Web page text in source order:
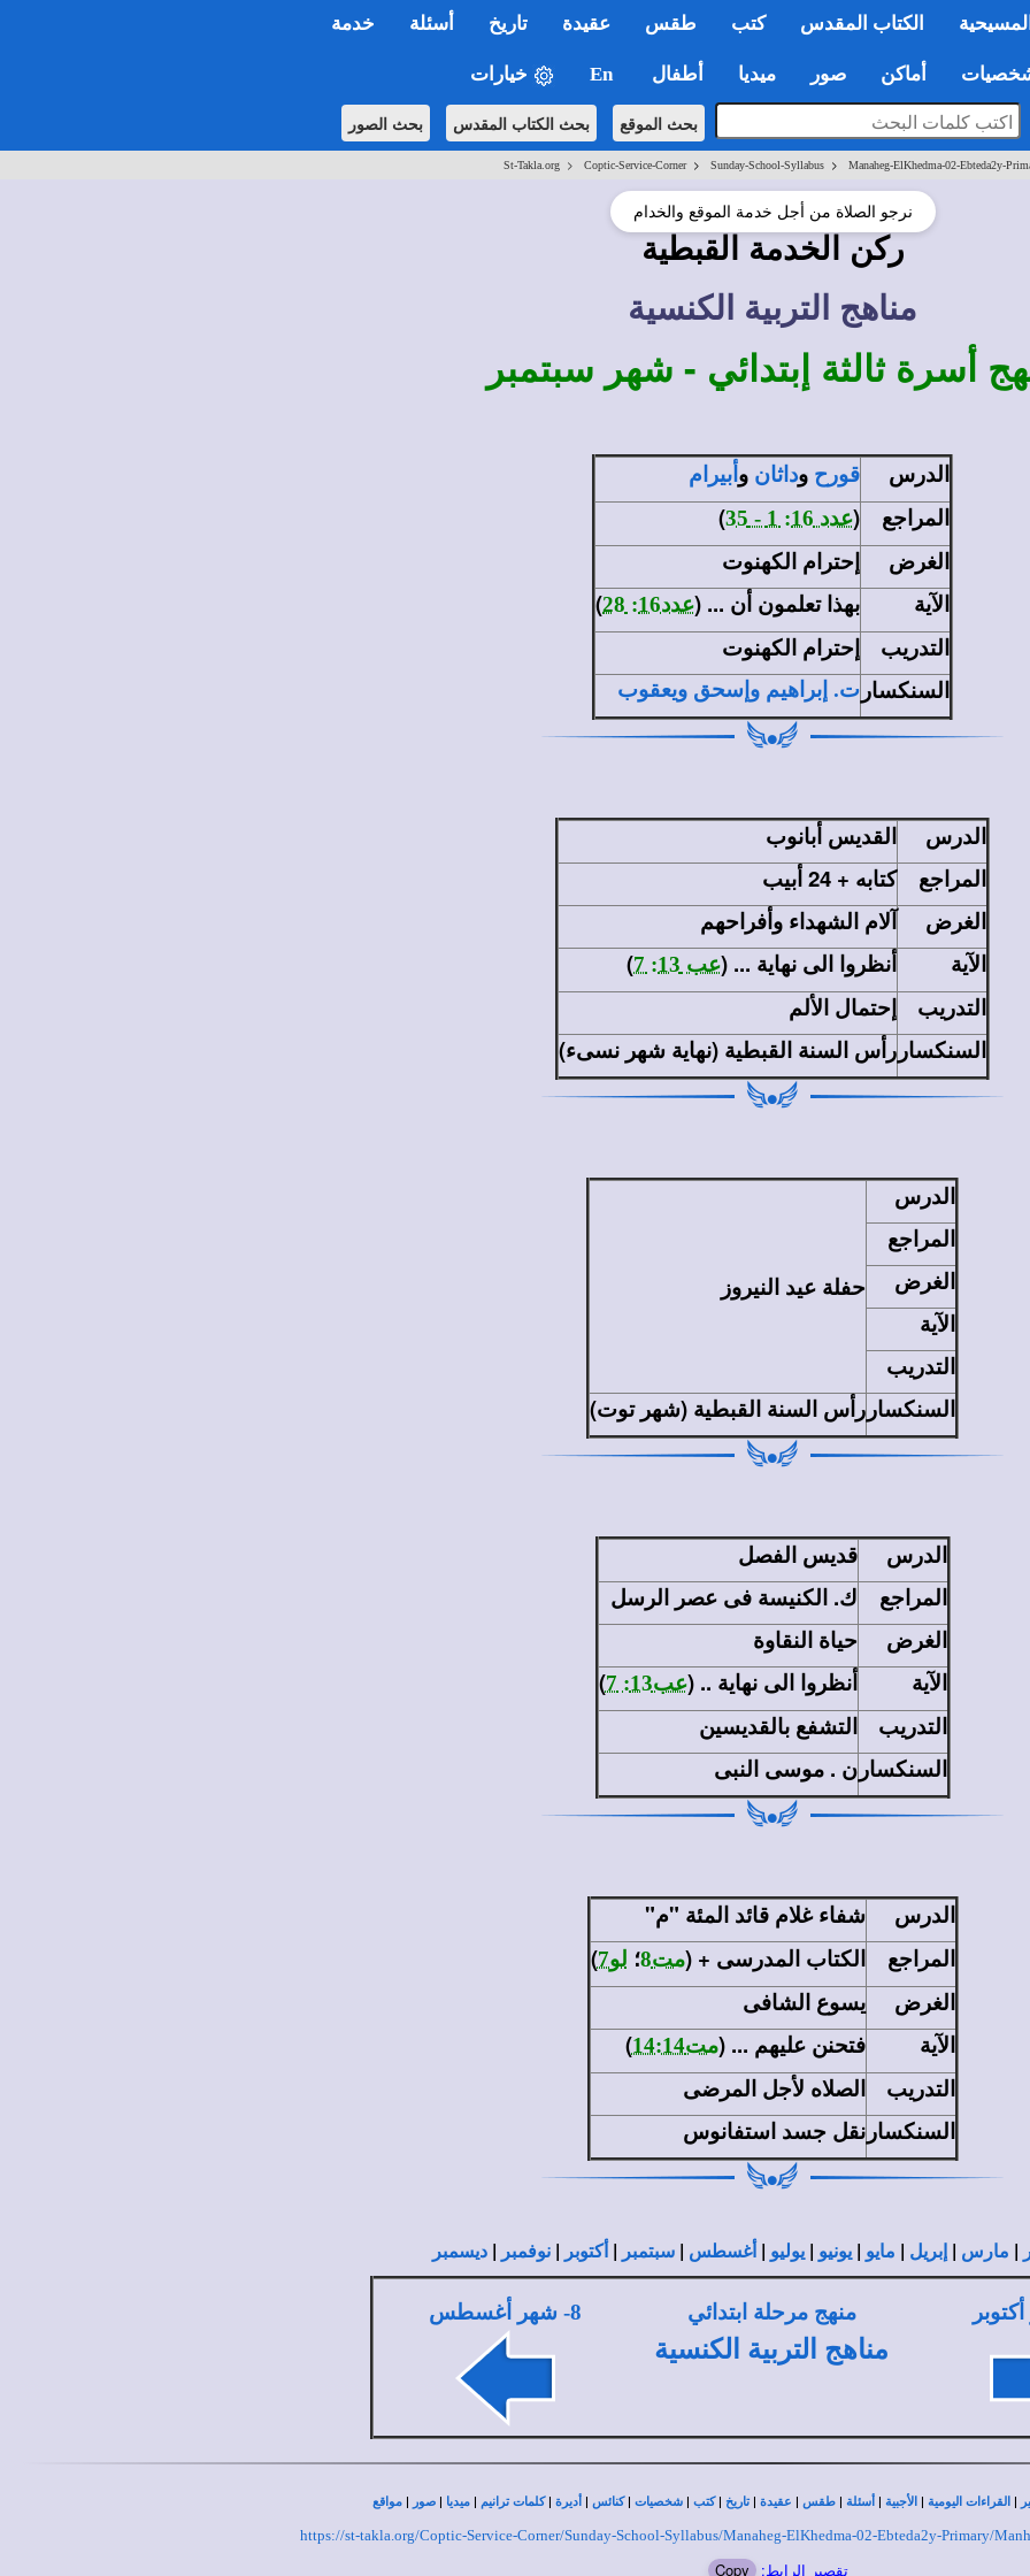
المسيحية الكتاب المقدس كتب طقس عقيدة تاريخ أسئلة خدمة
أماكن صور ميديا أطفال En خيارات
بحث الموقع بحث الكتاب المقدس بحث الصور
St-Takla.org> Coptic-Service-Corner> Sunday-School-Syllabus> Manaheg-ElKhedma-02-Ebteda2y-
نرجو الصلاة من أجل خدمة الموقع والخدام
ركن الخدمة القبطية
مناهج التربية الكنسية
أسرة ثالثة إبتدائي - شهر سبتمبر
الدرس قورح وداثان و أبيرام
المراجع (عدد 16: 1 - 35
)
الغرض
إحترام الكهنوت
الآية
بهذا تعلمون أن ... (عدد16: 28
)
التدريب
إحترام الكهنوت
السنكسار ت. إبراهيم وإسحق ويعقوب
الدرس
القديس أبانوب
المراجع
كتابه + 24 أبيب
الغرض
آلام الشهداء وأفراحهم
الآية
أنظروا الى نهاية ... (عب 13: 7
)
التدريب
إحتمال الألم
السنكسار رأس السنة القبطية (نهاية شهر نسىء)
الدرس
حفلة عيد النيروز
المراجع
الغرض
الآية
التدريب
السنكسار رأس السنة القبطية (شهر توت)
الدرس
قديس الفصل
المراجع
ك. الكنيسة فى عصر الرسل
الغرض
حياة النقاوة
الآية
أنظروا الى نهاية .. (عب13: 7
)
التدريب
التشفع بالقديسين
السنكسار ن . موسى النبى
الدرس
شفاء غلام قائد المئة "م"
المراجع
الكتاب المدرسى +(مت8 ؛ لو7 )
الغرض
يسوع الشافى
الآية
فتحنن عليهم ... (مت14:14
)
التدريب
الصلاه لأجل المرضى
السنكسار نقل جسد استفانوس
| مارس | إبريل | مايو | يونيو | يوليو |أغسطس | سبتمبر |أكتوبر | نوفمبر | ديسمبر
منهج مرحلة ابتدائي
مناهج التربية الكنسية
8- شهر أغسطس
| القراءات اليومية | الأجبية | أسئلة |طقس | عقيدة |تاريخ |كتب |شخصيات |كنائس | أديرة |كلمات ترانيم |ميديا |صور |مواقع
https://st-takla.org/Coptic-Service-Corner/Sunday-School-Syllabus/Manaheg-ElKhedma-02-Ebteda2y-Primary/
تقصير الرابط: Copy